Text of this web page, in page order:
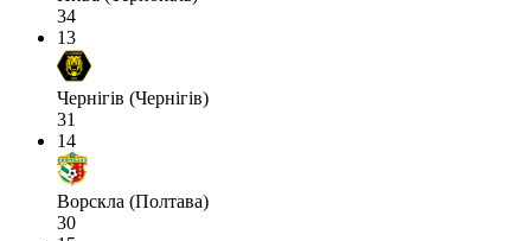
34
13
Чернігів (Чернігів)
31
14
Ворскла (Полтава)
30